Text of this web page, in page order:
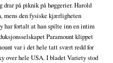
på piknik på høggerier. Harold
mens den fysiske kjærligheten
har fortalt at han spilte inn en intim
Paramount klippet
var i det hele tatt svært redd for
over hele USA. I bladet Variety stod